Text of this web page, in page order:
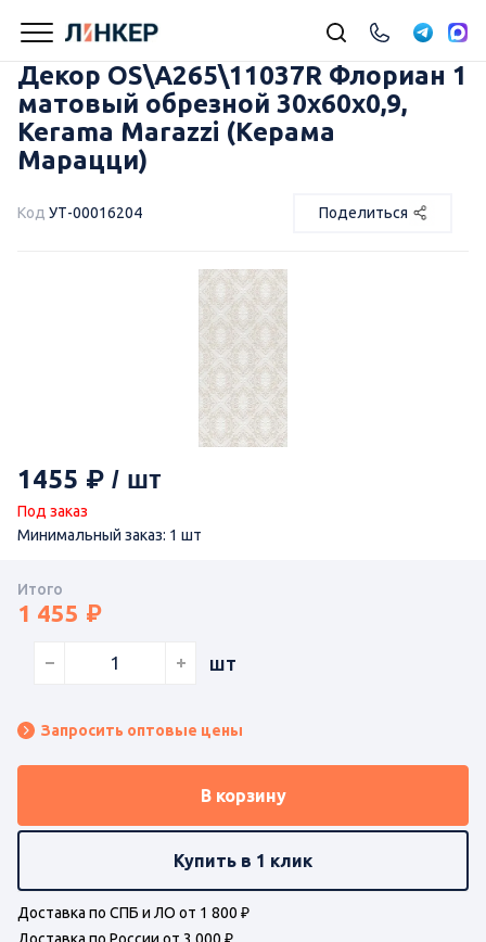
Декор OS\A265\11037R Флориан 1
матовый обрезной 30x60x0,9,
Kerama Marazzi (Керама
Марацци)
Код УТ-00016204 Поделиться
1455
Под заказ
Минимальный заказ: 1 шт
Итого
1 455
шт
Запросить оптовые цены
В корзину
Купить в 1 клик
Доставка по СПБ и ЛО от 1 800 ₽
Доставка по России от 3 000 ₽